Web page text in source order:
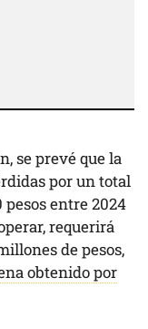
se prevé que la
por un total
entre 2024
requerirá
de pesos,
obtenido por